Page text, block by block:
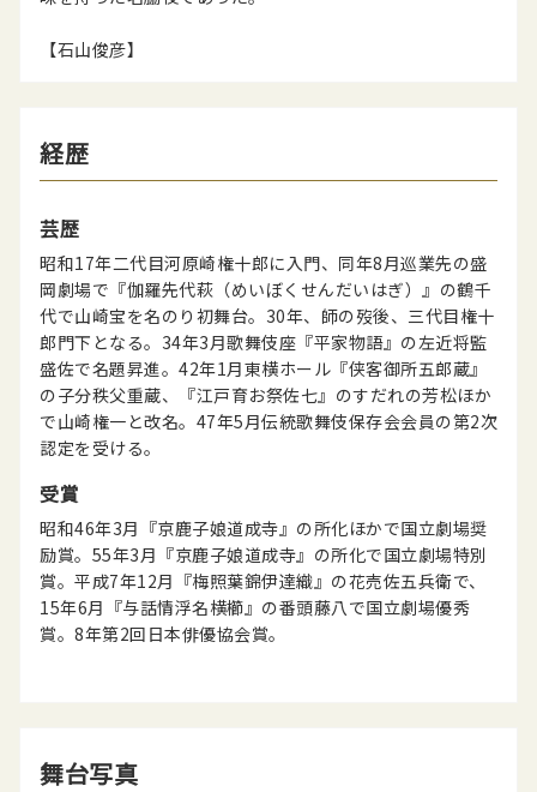
【石山俊彦】
経歴
芸歴
昭和17年二代目河原崎権十郎に入門、同年8月巡業先の盛
岡劇場で『伽羅先代萩（めいぼくせんだいはぎ）』の鶴千
代で山崎宝を名のり初舞台。30年、師の歿後、三代目権十
郎門下となる。34年3月歌舞伎座『平家物語』の左近将監
盛佐で名題昇進。42年1月東横ホール『侠客御所五郎蔵』
の子分秩父重蔵、『江戸育お祭佐七』のすだれの芳松ほか
で山崎権一と改名。47年5月伝統歌舞伎保存会会員の第2次
認定を受ける。
受賞
昭和46年3月『京鹿子娘道成寺』の所化ほかで国立劇場奨
励賞。55年3月『京鹿子娘道成寺』の所化で国立劇場特別
賞。平成7年12月『梅照葉錦伊達織』の花売佐五兵衛で、
15年6月『与話情浮名横櫛』の番頭藤八で国立劇場優秀
賞。8年第2回日本俳優協会賞。
舞台写真